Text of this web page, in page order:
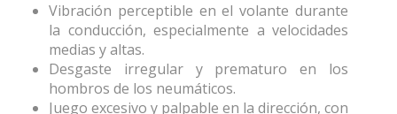
Vibración perceptible en el volante durante
la conducción, especialmente a velocidades
medias y altas.
Desgaste irregular y prematuro en los
hombros de los neumáticos.
Juego excesivo y palpable en la dirección, con